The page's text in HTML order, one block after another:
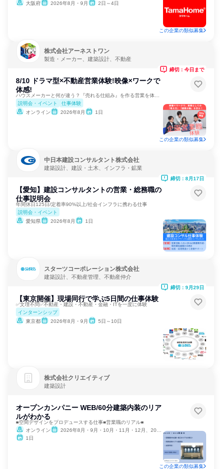
大阪府
2026年8月・9月 2日～4日
この企業の類似募集
株式会社アーネストワン
製造・メーカー、建築設計、不動産
8/10 ドラマ型×不動産営業体験!映像×ワークで
体感!
説明会・イベント
仕事体験
オンライン
2026年8月 1日
締切：今日まで
この企業の類似募集
中日本建設コンサルタント株式会社
建築設計、建設・土木、インフラ・鉱業
【愛知】建設コンサルタントの営業・総務職の
仕事説明会
年間休日125日/定着率90%以上/社会インフラに携わる仕事
説明会・イベント
愛知県
2026年8月 1日
締切：8月17日
スターツコーポレーション株式会社
建築設計、不動産管理、不動産仲介
【東京開催】現場同行で学ぶ5日間の仕事体験
✅️文理不問✅️不動産・建設・不動産・金融・ITを一度に体験
インターンシップ
東京都
2026年8月・9月 5日～10日
締切：9月29日
株式会社クリエイティブ
建築設計
オープンカンパニー WEB/60分建築内装のリア
ルがわかる
■空間デザインをプロデュースする仕事■営業職のリアル■
オンライン
2026年8月・9月・10月・11月・12月、2027年1月
1日
この企業の類似募集